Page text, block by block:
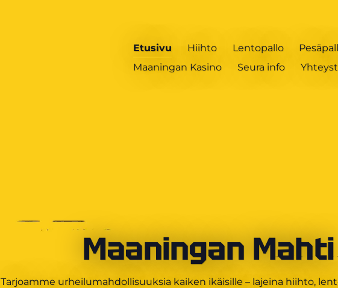
Etusivu Hiihto Lentopallo
Maaningan Kasino
Seura info
Maaningan Mahti
Tarjoamme urheilumahdollisuuksia kaiken ikäisille – lajeina hiihto,